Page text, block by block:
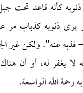
كأنه قاعد تحت
يرى ذنوبه كذباب مر
عنه". ولكن غير
لا يغفر له، أو أن
رحمة الله الواسعة.